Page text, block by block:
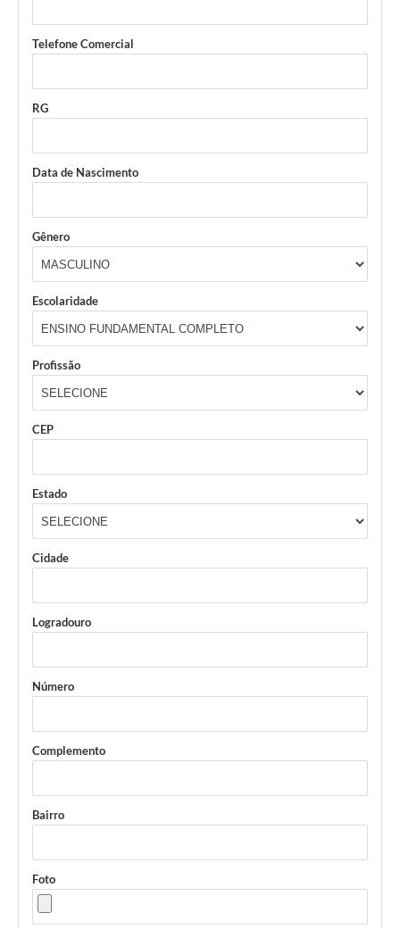
Telefone Comercial
RG
Data de Nascimento
Gênero
Escolaridade
Profissão
CEP
Estado
Cidade
Logradouro
Número
Complemento
Bairro
Foto